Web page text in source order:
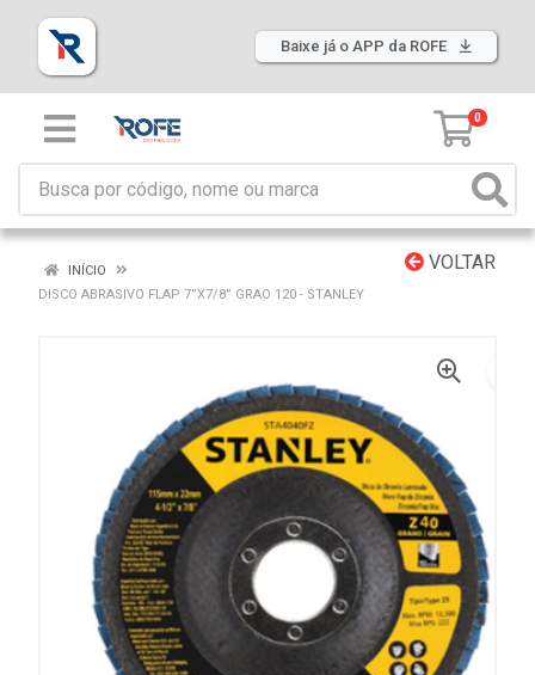
Baixe já o APP da ROFE
0
VOLTAR
INÍCIO
DISCO ABRASIVO FLAP 7”X7/8” GRAO 120 - STANLEY